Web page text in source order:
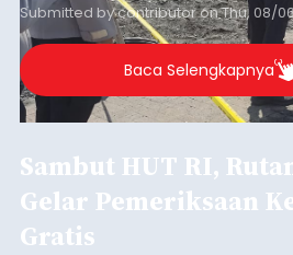
Submitted bycontributoronThu, 08/
Baca Selengkapnya
Sambut HUT RI,
Gelar Pemeriksaan
Gratis